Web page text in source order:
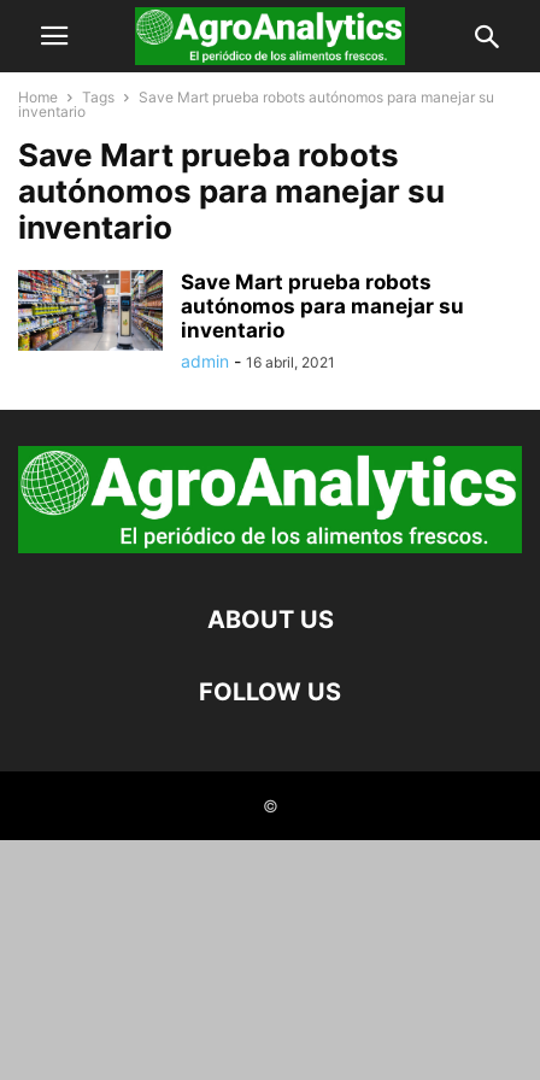
Home Tags
Save Mart prueba robots autónomos para manejar su
inventario
Save Mart prueba robots
autónomos para manejar su
inventario
Save Mart prueba robots
autónomos para manejar su
inventario
admin - 16 abril, 2021
ABOUT US
FOLLOW US
©